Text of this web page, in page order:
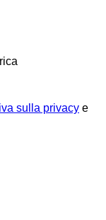
sulla privacy e